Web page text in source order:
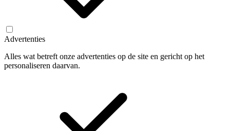
Advertenties
Alles wat betreft onze advertenties op de site en gericht op het
personaliseren daarvan.